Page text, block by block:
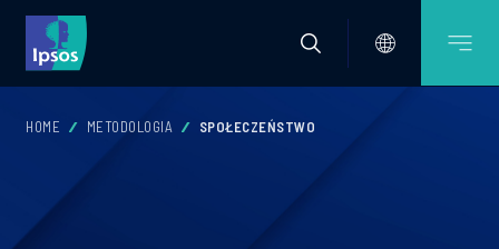
HOME METODOLOGIA SPOŁECZEŃSTWO